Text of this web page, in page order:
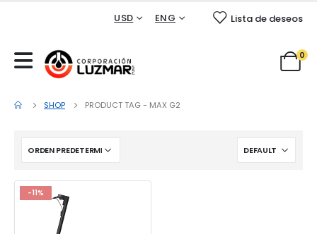
USD ENG Lista de deseos
0
SHOP PRODUCT TAG - MAX G2
-11%